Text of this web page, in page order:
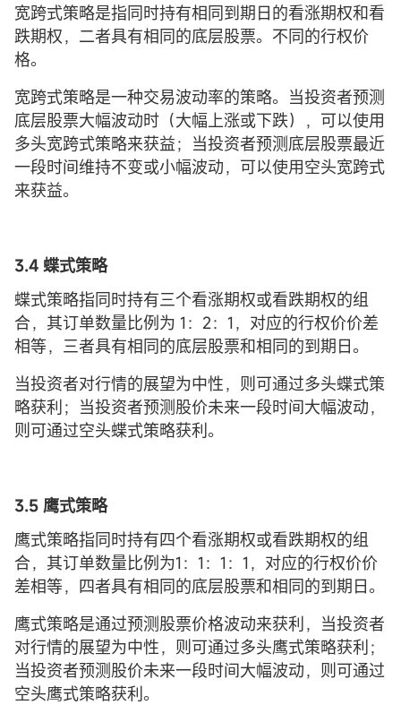
宽跨式策略是指同时持有相同到期日的看涨期权和看
跌期权，二者具有相同的底层股票。不同的行权价
格。
宽跨式策略是一种交易波动率的策略。当投资者预测
底层股票大幅波动时（大幅上涨或下跌），可以使用
多头宽跨式策略来获益；当投资者预测底层股票最近
一段时间维持不变或小幅波动，可以使用空头宽跨式
来获益。
3.4 蝶式策略
蝶式策略指同时持有三个看涨期权或看跌期权的组
合，其订单数量比例为 1：2：1，对应的行权价价差
相等，三者具有相同的底层股票和相同的到期日。
当投资者对行情的展望为中性，则可通过多头蝶式策
略获利；当投资者预测股价未来一段时间大幅波动，
则可通过空头蝶式策略获利。
3.5 鹰式策略
鹰式策略指同时持有四个看涨期权或看跌期权的组
合，其订单数量比例为1：1：1：1，对应的行权价价
差相等，四者具有相同的底层股票和相同的到期日。
鹰式策略是通过预测股票价格波动来获利，当投资者
对行情的展望为中性，则可通过多头鹰式策略获利；
当投资者预测股价未来一段时间大幅波动，则可通过
空头鹰式策略获利。